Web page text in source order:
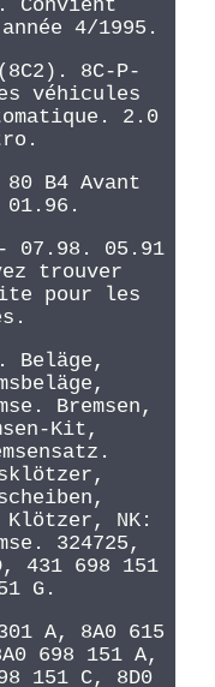
Convient
4/1995.
8C-P-
véhicules
2.0
B4 Avant
07.98. 05.91
trouver
pour les
Beläge,
Bremsen,
Kit,
NK:
324725,
431 698 151
G.
A, 8A0 615
698 151 A,
151 C, 8D0